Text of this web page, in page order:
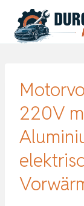
Inhalt
springen
220V